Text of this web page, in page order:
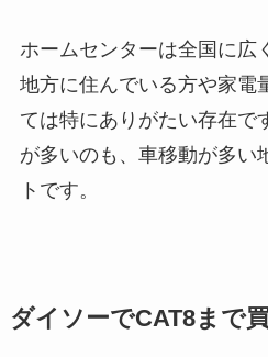
ホームセンターは全国に広
地方に住んでいる方や家電
ては特にありがたい存在で
が多いのも、車移動が多い
トです。
ダイソーでCAT8まで